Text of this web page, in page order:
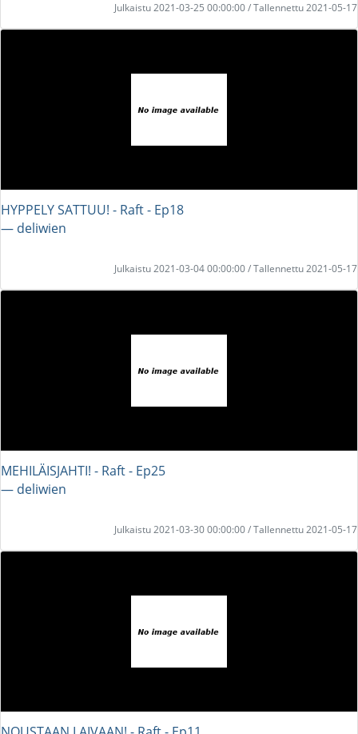
Julkaistu 2021-03-25 00:00:00 / Tallennettu 2021-05-17
HYPPELY SATTUU! - Raft - Ep18
― deliwien
Julkaistu 2021-03-04 00:00:00 / Tallennettu 2021-05-17
MEHILÄISJAHTI! - Raft - Ep25
― deliwien
Julkaistu 2021-03-30 00:00:00 / Tallennettu 2021-05-17